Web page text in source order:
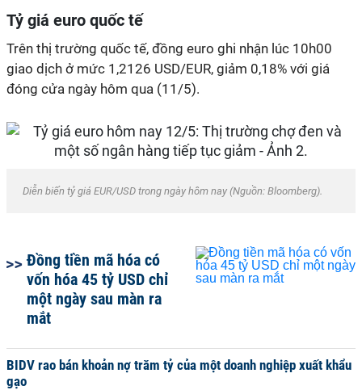
Tỷ giá euro quốc tế
Trên thị trường quốc tế, đồng euro ghi nhận lúc 10h00
giao dịch ở mức 1,2126 USD/EUR, giảm 0,18% với giá
đóng cửa ngày hôm qua (11/5).
Diễn biến tỷ giá EUR/USD trong ngày hôm nay (Nguồn: Bloomberg).
Đồng tiền mã hóa có
vốn hóa 45 tỷ USD chỉ
một ngày sau màn ra
mắt
BIDV rao bán khoản nợ trăm tỷ của một doanh nghiệp xuất khẩu
gạo